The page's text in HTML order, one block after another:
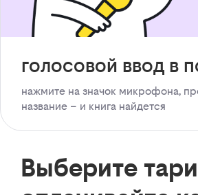
голосовой ввод в
нажмите на значок микрофона,
название – и книга найдется
Выберите